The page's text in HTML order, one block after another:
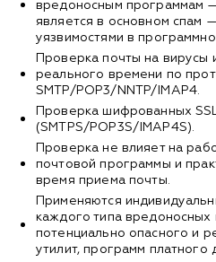
вредоносным программам
является в основном спам
уязвимостями в
Проверка почты на вирусы
реального времени по
SMTP/POP3/NNTP/IMAP4.
Проверка шифрованных
(SMTPS/POP3S/IMAP4S).
Проверка не влияет на
почтовой программы и
время приема почты.
Применяются
каждого типа
потенциально опасного и
утилит, программ платного